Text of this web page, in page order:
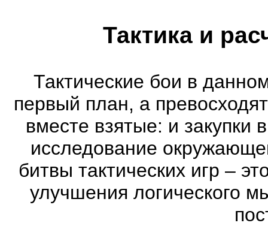
Тактика и
Тактические бои в
первый план, а
вместе взятые: и закупки
исследование
битвы тактических игр –
улучшения логического